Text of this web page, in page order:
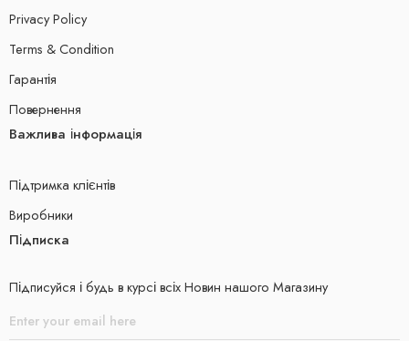
Privacy Policy
Terms & Condition
Гарантія
Повернення
Важлива інформація
Підтримка клієнтів
Виробники
Підписка
Підписуйся і будь в курсі всіх Новин нашого Магазину